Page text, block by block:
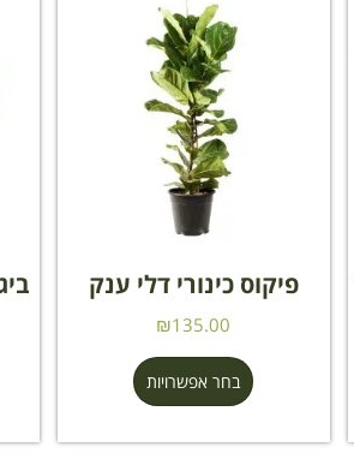
פיקוס כינורי דלי ענק
₪135.00
בחר אפשרויות